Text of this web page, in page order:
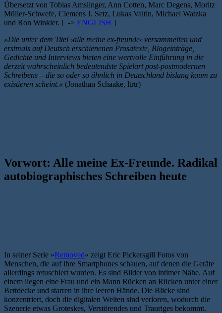
Übersetzt von Tobias Amslinger, Ann Cotten, Marc Degens, Moritz
Müller-Schwefe, Clemens J. Setz, Lukas Valtin, Michael Watzka
und Ron Winkler. [ -> ENGLISH ]
»Die unter dem Titel ›alle meine ex-freunde‹ versammelten und
erstmals auf Deutsch erschienenen Prosatexte, Blogeinträge,
Gedichte und Interviews bieten eine wertvolle Einführung in die
derzeit wahrscheinlich bedeutendste Spielart post-postmodernen
Schreibens – die so oder so ähnlich in Deutschland bislang kaum zu
existieren scheint.« (Jonathan Schaake, ltrtr)
Vorwort: Alle meine Ex-Freunde. Radikal
autobiographisches Schreiben heute
In seiner Serie »Removed« zeigt Eric Pickersgill Fotos von
Menschen, die auf ihre Smartphones schauen, auf denen die Geräte
allerdings retuschiert wurden. Es sind Bilder von intimer Nähe. Auf
einem liegen eine Frau und ein Mann Rücken an Rücken unter einer
Bettdecke und starren in ihre leeren Hände. Die Blicke sind
konzentriert, doch die digitalen Welten sind verloren, wodurch die
Szenerie etwas Groteskes, Verstörendes und Trauriges bekommt.